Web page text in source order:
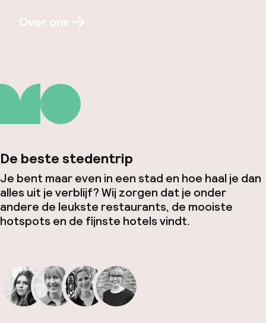
Over ons
De beste stedentrip
Je bent maar even in een stad en hoe haal je dan
alles uit je verblijf? Wij zorgen dat je onder
andere de leukste restaurants, de mooiste
hotspots en de fijnste hotels vindt.